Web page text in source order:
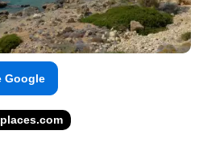
Google